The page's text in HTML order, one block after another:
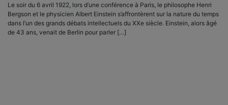
Le soir du 6 avril 1922, lors d’une conférence à Paris, le philosophe Henri
Bergson et le physicien Albert Einstein s’affrontèrent sur la nature du temps
dans l’un des grands débats intellectuels du XXe siècle. Einstein, alors âgé
de 43 ans, venait de Berlin pour parler […]